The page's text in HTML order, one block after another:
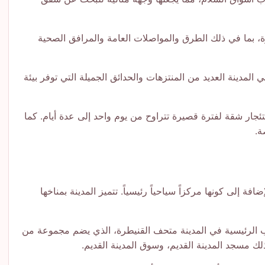
بما في ذلك الطرق والمواصلات العامة والمرافق الصحية
العديد من المنتزهات والحدائق الجميلة التي توفر بيئة
شقة لفترة قصيرة تتراوح من يوم واحد إلى عدة أيام. كما
وتجارية مهمة، بالإضافة إلى كونها مركزاً سياحياً رئيسياً. تتميز المدينة بمناخها
الرئيسية في المدينة متحف القنيطرة، الذي يضم مجموعة من
مسجد المدينة القديم، وسوق المدينة القديم.